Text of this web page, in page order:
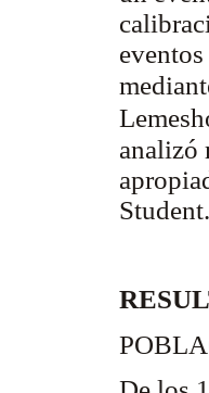
analizó
Student.